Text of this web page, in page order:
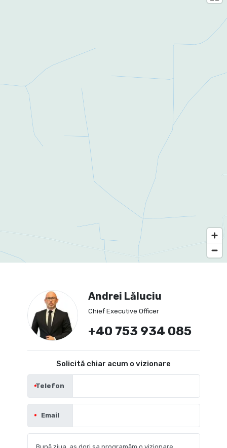
Andrei Lăluciu
Chief Executive Officer
+40 753 934 085
Solicită chiar acum o vizionare
Telefon
Email